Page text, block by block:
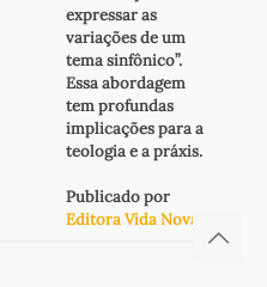
expressar as
variações de um
tema sinfônico”.
Essa abordagem
tem profundas
implicações para a
teologia e a práxis.
Publicado por
Editora Vida Nova